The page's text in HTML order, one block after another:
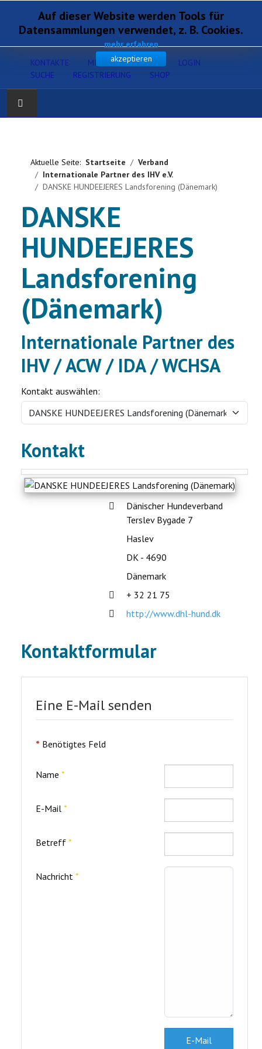
KONTAKTE MITGLIEDERSERVICE
LOGIN
SUCHE
REGISTRIERUNG SHOP
Verband
Gesundheit
Zucht
Ausbildung
Ausstellung
Ratgeber
Service
Termine
Neues
Aktuelle Seite: Startseite
Verband
Internationale Partner des IHV e.V.
DANSKE HUNDEEJERES Landsforening (Dänemark)
Auf dieser Website werden Tools für
Datensammlungen verwendet, z. B. Cookies.
mehr erfahren
akzeptieren
DANSKE
HUNDEEJERES
Landsforening
(Dänemark)
Internationale Partner des
IHV / ACW / IDA / WCHSA
Kontakt auswählen:
Kontakt
Adresse:
Dänischer Hundeverband
Terslev Bygade 7
Haslev
DK - 4690
Dänemark
Telefon:
+ 32 21 75
Website:
http://www.dhl-hund.dk
Kontaktformular
Eine E-Mail senden
* Benötigtes Feld
Name *
E-Mail *
Betreff *
Nachricht *
E-Mail